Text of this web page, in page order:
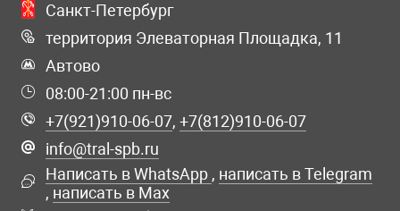
Санкт-Петербург
территория Элеваторная Площадка, 11
Автово
08:00-21:00 пн-вс
+7(921)910-06-07,+7(812)910-06-07
info@tral-spb.ru
Написать в WhatsApp , написать в Telegram
, написать в Max